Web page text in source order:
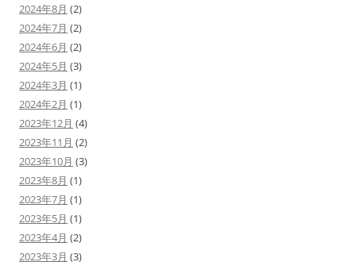
2024年8月 (2)
2024年7月 (2)
2024年6月 (2)
2024年5月 (3)
2024年3月 (1)
2024年2月 (1)
2023年12月 (4)
2023年11月 (2)
2023年10月 (3)
2023年8月 (1)
2023年7月 (1)
2023年5月 (1)
2023年4月 (2)
2023年3月 (3)